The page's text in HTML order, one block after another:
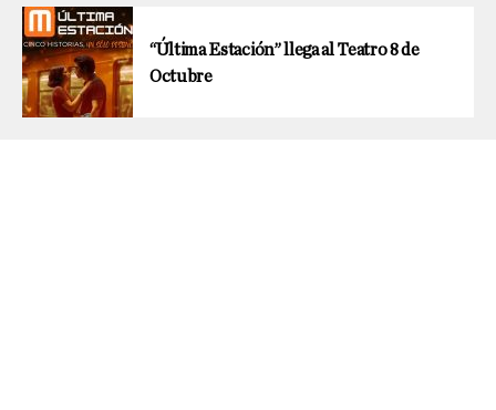
“Última Estación” llega al Teatro 8 de
Octubre